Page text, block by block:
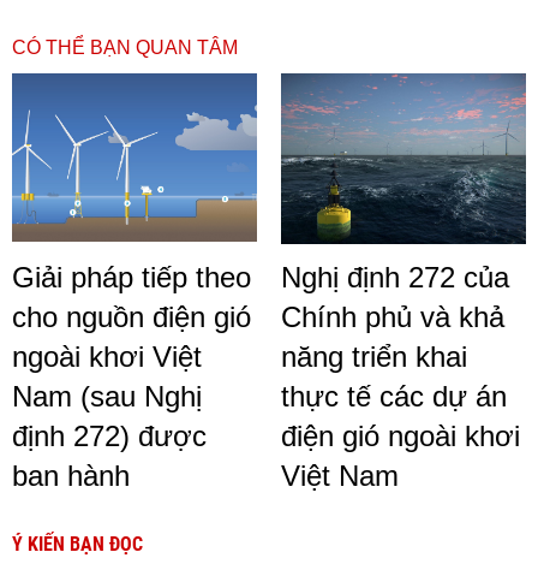
CÓ THỂ BẠN QUAN TÂM
Giải pháp tiếp theo
cho nguồn điện gió
ngoài khơi Việt
Nam (sau Nghị
định 272) được
ban hành
Nghị định 272 của
Chính phủ và khả
năng triển khai
thực tế các dự án
điện gió ngoài khơi
Việt Nam
Ý KIẾN BẠN ĐỌC